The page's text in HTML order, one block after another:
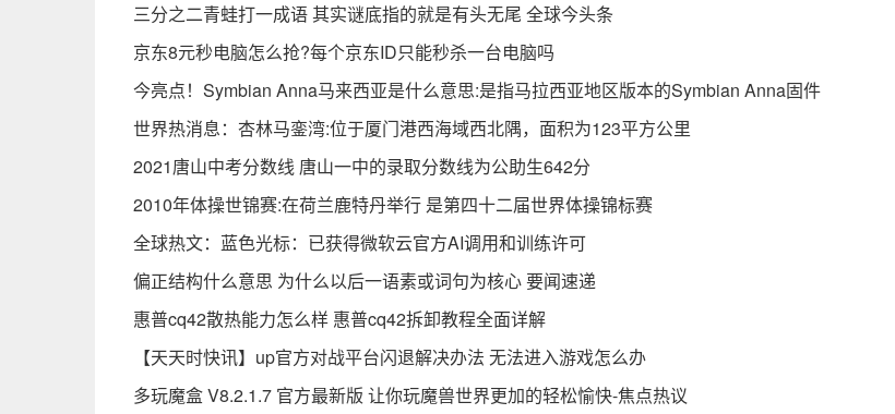
三分之二青蛙打一成语 其实谜底指的就是有头无尾 全球今头条
京东8元秒电脑怎么抢?每个京东ID只能秒杀一台电脑吗
今亮点！Symbian Anna马来西亚是什么意思:是指马拉西亚地区版本的Symbian Anna固件
世界热消息：杏林马銮湾:位于厦门港西海域西北隅，面积为123平方公里
2021唐山中考分数线 唐山一中的录取分数线为公助生642分
2010年体操世锦赛:在荷兰鹿特丹举行 是第四十二届世界体操锦标赛
全球热文：蓝色光标：已获得微软云官方AI调用和训练许可
偏正结构什么意思 为什么以后一语素或词句为核心 要闻速递
惠普cq42散热能力怎么样 惠普cq42拆卸教程全面详解
【天天时快讯】up官方对战平台闪退解决办法 无法进入游戏怎么办
多玩魔盒 V8.2.1.7 官方最新版 让你玩魔兽世界更加的轻松愉快-焦点热议